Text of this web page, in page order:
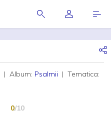
| Album: Psalmii | Tematica:
0/10